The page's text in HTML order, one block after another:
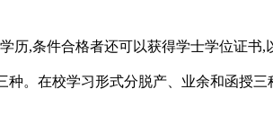
,条件合格者还可以获得学士学位证书,
。在校学习形式分脱产、业余和函授三